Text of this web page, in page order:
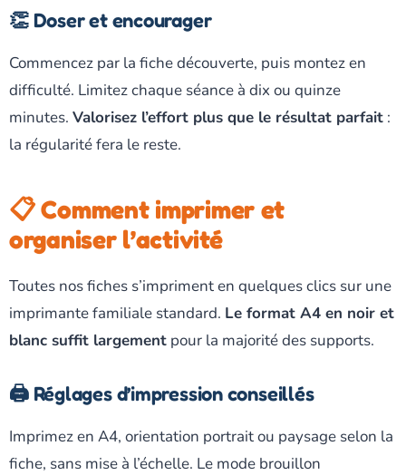
👏 Doser et encourager
Commencez par la fiche découverte, puis montez en
difficulté. Limitez chaque séance à dix ou quinze
minutes. Valorisez l’effort plus que le résultat parfait :
la régularité fera le reste.
📋 Comment imprimer et
organiser l’activité
Toutes nos fiches s’impriment en quelques clics sur une
imprimante familiale standard. Le format A4 en noir et
blanc suffit largement pour la majorité des supports.
🖨️ Réglages d’impression conseillés
Imprimez en A4, orientation portrait ou paysage selon la
fiche, sans mise à l’échelle. Le mode brouillon